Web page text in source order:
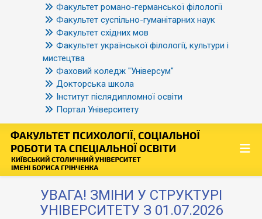
Факультет романо-германської філології
Факультет суспільно-гуманітарних наук
Факультет східних мов
Факультет української філології, культури і
мистецтва
Фаховий коледж "Універсум"
Докторська школа
Інститут післядипломної освіти
Портал Університету
УВАГА! ЗМІНИ У СТРУКТУРІ
УНІВЕРСИТЕТУ З 01.07.2026